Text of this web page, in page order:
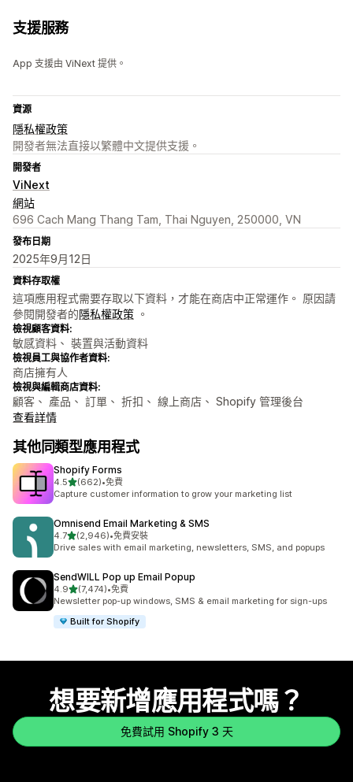
支援服務
App 支援由 ViNext 提供。
資源
隱私權政策
開發者無法直接以繁體中文提供支援。
開發者
ViNext
網站
696 Cach Mang Thang Tam, Thai Nguyen, 250000, VN
發布日期
2025年9月12日
資料存取權
這項應用程式需要存取以下資料，才能在商店中正常運作。 原因請
參閱開發者的隱私權政策 。
檢視顧客資料:
敏感資料、 裝置與活動資料
檢視員工與協作者資料:
商店擁有人
檢視與編輯商店資料:
顧客、 產品、 訂單、 折扣、 線上商店、 Shopify 管理後台
查看詳情
其他同類型應用程式
Shopify Forms
4.5滿分 5 顆星
(662)
共有 662 則評價
•免費
Capture customer information to grow your marketing list
Omnisend Email Marketing & SMS
4.7滿分 5 顆星
(2,946)
共有 2946 則評價
•免費安裝
Drive sales with email marketing, newsletters, SMS, and popups
SendWILL Pop up Email Popup
4.9滿分 5 顆星
(7,474)
共有 7474 則評價
•免費
Newsletter pop-up windows, SMS & email marketing for sign-ups
Built for Shopify
想要新增應用程式嗎？
免費試用 Shopify 3 天